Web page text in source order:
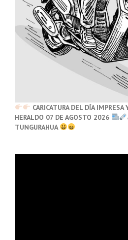
CARICATURA DEL DÍA
HERALDO 07 DE AGOSTO 2026
TUNGURAHUA